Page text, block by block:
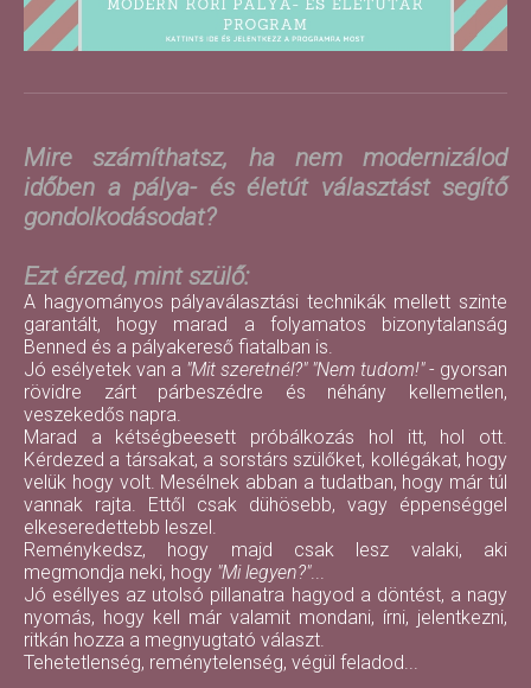
Mire számíthatsz, ha nem modernizálod
időben a pálya- és életút választást segítő
gondolkodásodat?
Ezt érzed, mint szülő:
A hagyományos pályaválasztási technikák mellett szinte
garantált, hogy marad a folyamatos bizonytalanság
Benned és a pályakereső fiatalban is.
Jó esélyetek van a "Mit szeretnél?" "Nem tudom!"- gyorsan
rövidre zárt párbeszédre és néhány kellemetlen,
veszekedős napra.
Marad a kétségbeesett próbálkozás hol itt, hol ott.
Kérdezed a társakat, a sorstárs szülőket, kollégákat, hogy
velük hogy volt. Mesélnek abban a tudatban, hogy már túl
vannak rajta. Ettől csak dühösebb, vagy éppenséggel
elkeseredettebb leszel.
Reménykedsz, hogy majd csak lesz valaki, aki
megmondja neki, hogy "Mi legyen?"...
Jó eséllyes az utolsó pillanatra hagyod a döntést, a nagy
nyomás, hogy kell már valamit mondani, írni, jelentkezni,
ritkán hozza a megnyugtató választ.
Tehetetlenség, reménytelenség, végül feladod...